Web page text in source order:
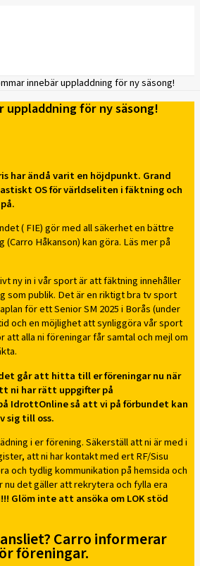
innebär uppladdning för ny säsong!
uppladdning för ny säsong!
har ändå varit en höjdpunkt. Grand
OS för världseliten i fäktning och
( FIE) gör med all säkerhet en bättre
(Carro Håkanson) kan göra. Läs mer på
ny in i vår sport är att fäktning innehåller
som publik. Det är en riktigt bra tv sport
för ett Senior SM 2025 i Borås (under
och en möjlighet att synliggöra vår sport
alla ni föreningar får samtal och mejl om
går att hitta till er föreningar nu när
ni har rätt uppgifter på
IdrottOnline så att vi på förbundet kan
sig till oss.
i er förening. Säkerställ att ni är med i
att ni har kontakt med ert RF/Sisu
och tydlig kommunikation på hemsida och
nu det gäller att rekrytera och fylla era
Glöm inte att ansöka om LOK stöd
Carro informerar
föreningar.